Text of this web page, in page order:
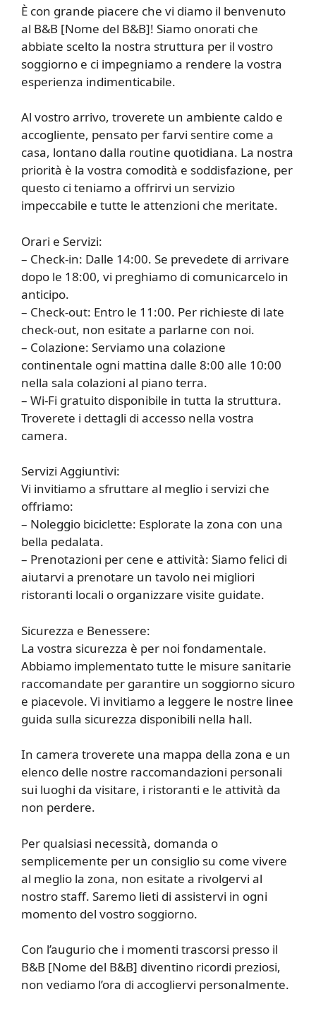
È con grande piacere che vi diamo il benvenuto
al B&B [Nome del B&B]! Siamo onorati che
abbiate scelto la nostra struttura per il vostro
soggiorno e ci impegniamo a rendere la vostra
esperienza indimenticabile.
Al vostro arrivo, troverete un ambiente caldo e
accogliente, pensato per farvi sentire come a
casa, lontano dalla routine quotidiana. La nostra
priorità è la vostra comodità e soddisfazione, per
questo ci teniamo a offrirvi un servizio
impeccabile e tutte le attenzioni che meritate.
Orari e Servizi:
– Check-in: Dalle 14:00. Se prevedete di arrivare
dopo le 18:00, vi preghiamo di comunicarcelo in
anticipo.
– Check-out: Entro le 11:00. Per richieste di late
check-out, non esitate a parlarne con noi.
– Colazione: Serviamo una colazione
continentale ogni mattina dalle 8:00 alle 10:00
nella sala colazioni al piano terra.
– Wi-Fi gratuito disponibile in tutta la struttura.
Troverete i dettagli di accesso nella vostra
camera.
Servizi Aggiuntivi:
Vi invitiamo a sfruttare al meglio i servizi che
offriamo:
– Noleggio biciclette: Esplorate la zona con una
bella pedalata.
– Prenotazioni per cene e attività: Siamo felici di
aiutarvi a prenotare un tavolo nei migliori
ristoranti locali o organizzare visite guidate.
Sicurezza e Benessere:
La vostra sicurezza è per noi fondamentale.
Abbiamo implementato tutte le misure sanitarie
raccomandate per garantire un soggiorno sicuro
e piacevole. Vi invitiamo a leggere le nostre linee
guida sulla sicurezza disponibili nella hall.
In camera troverete una mappa della zona e un
elenco delle nostre raccomandazioni personali
sui luoghi da visitare, i ristoranti e le attività da
non perdere.
Per qualsiasi necessità, domanda o
semplicemente per un consiglio su come vivere
al meglio la zona, non esitate a rivolgervi al
nostro staff. Saremo lieti di assistervi in ogni
momento del vostro soggiorno.
Con l’augurio che i momenti trascorsi presso il
B&B [Nome del B&B] diventino ricordi preziosi,
non vediamo l’ora di accogliervi personalmente.